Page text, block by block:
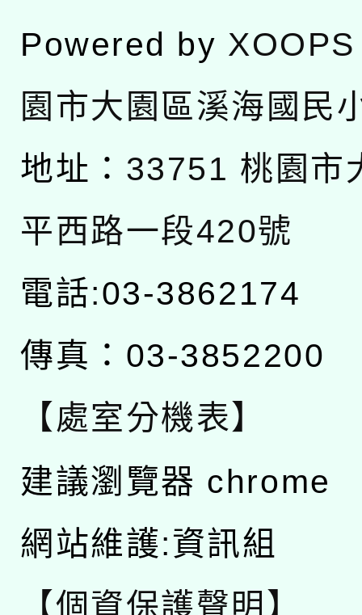
Powered by XOOPS
園市大園區溪海國民
地址： 33751 桃園市
平西路一段420號
電話:03-3862174
傳真：03-3852200
【處室分機表】
建議瀏覽器 chrome
網站維護:資訊組
【個資保護聲明】